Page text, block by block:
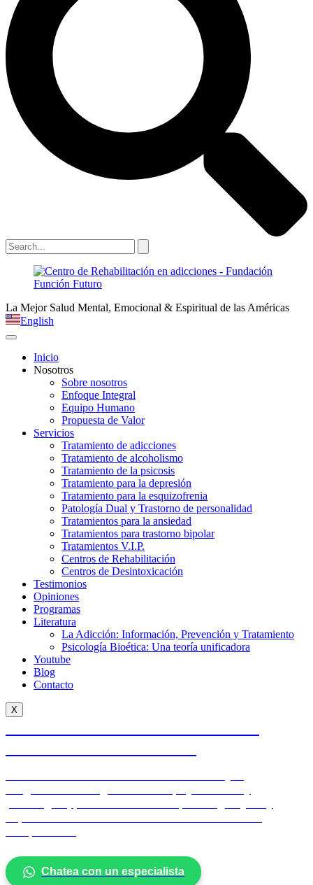
La Mejor Salud Mental, Emocional & Espiritual de las Américas
English
Inicio
Nosotros
Sobre nosotros
Enfoque Integral
Equipo Humano
Propuesta de Valor
Servicios
Tratamiento de adicciones
Tratamiento de alcoholismo
Tratamiento de la psicosis
Tratamiento para la depresión
Tratamiento para la esquizofrenia
Patología Dual y Trastorno de personalidad
Tratamientos para la ansiedad
Tratamientos para trastorno bipolar
Tratamientos V.I.P.
Centros de Rehabilitación
Centros de Desintoxicación
Testimonios
Opiniones
Programas
Literatura
La Adicción: Información, Prevención y Tratamiento
Psicología Bioética: Una teoría unificadora
Youtube
Blog
Contacto
X
Chatea con un especialista